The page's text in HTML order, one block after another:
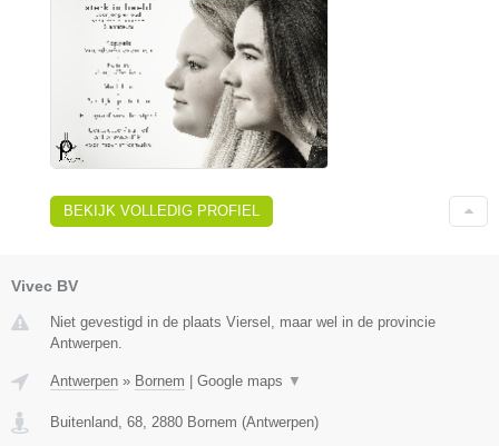
BEKIJK VOLLEDIG PROFIEL
Vivec BV
Niet gevestigd in de plaats Viersel, maar wel in de provincie
Antwerpen.
Antwerpen » Bornem Google maps ▼
Buitenland, 68 2880 Bornem (Antwerpen)